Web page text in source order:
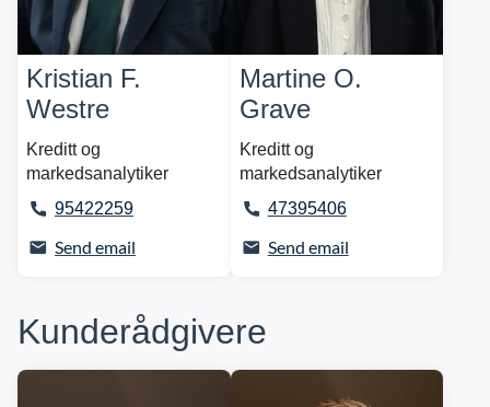
Kristian F.
Westre
Kreditt og
markedsanalytiker
95422259
Send email
Martine O.
Grave
Kreditt og
markedsanalytiker
47395406
Send email
Kunderådgivere